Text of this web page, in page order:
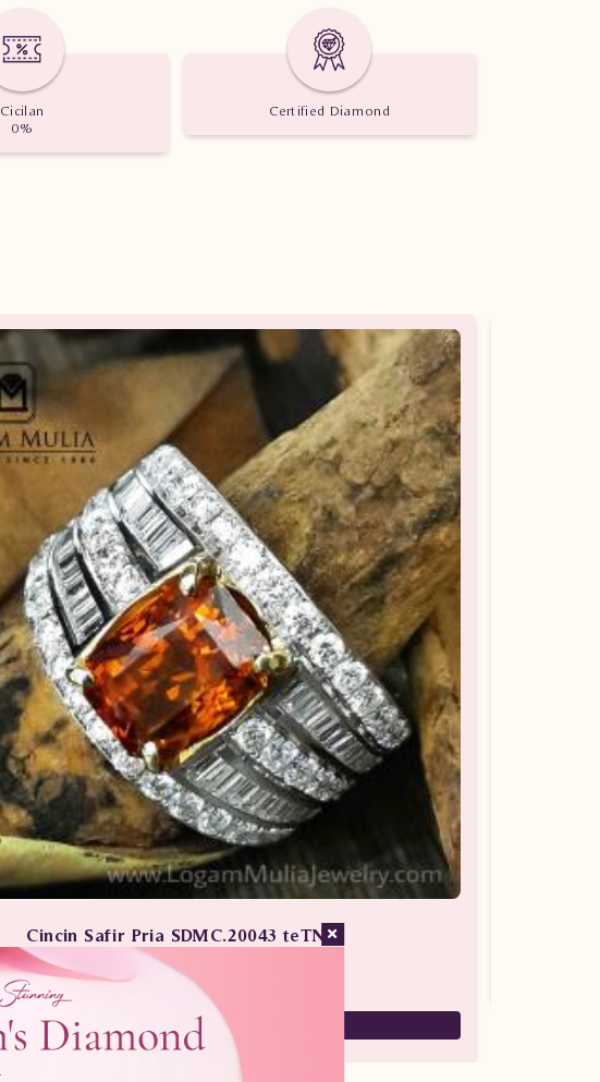
Cicilan
0%
Certified Diamond
Cincin Safir Pria SDMC.20043 teTN
Cincin Berlian / Batu Safir / Cincin Berlian Pria
97,000,000
87,500,000